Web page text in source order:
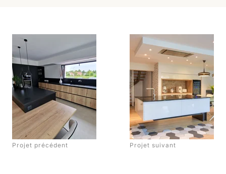
Projet précédent Projet suivant